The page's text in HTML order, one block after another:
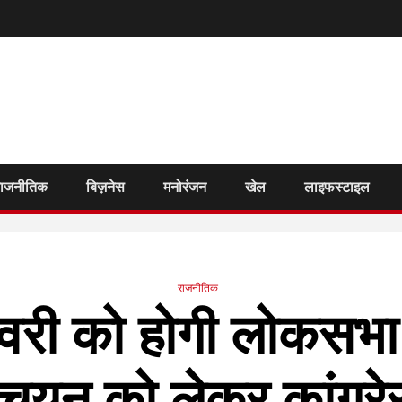
बिज़नेस मनोरंजन खेल लाइफस्टाइल
राजनीतिक
को होगी